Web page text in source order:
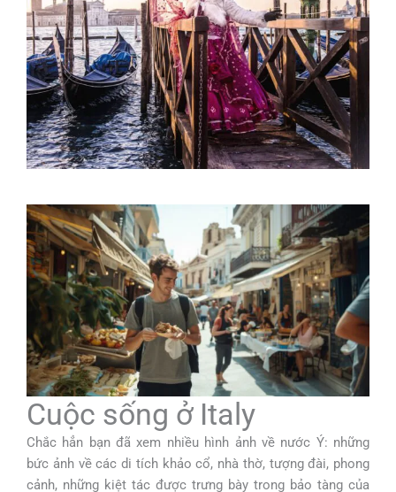
Cuộc sống ở Italy
Chắc hẳn bạn đã xem nhiều hình ảnh về nước Ý: những
bức ảnh về các di tích khảo cổ, nhà thờ, tượng đài, phong
cảnh, những kiệt tác được trưng bày trong bảo tàng của